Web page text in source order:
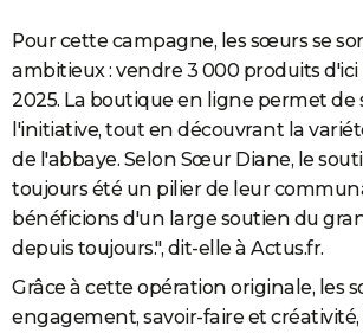
Pour cette campagne, les sœurs se
ambitieux : vendre 3 000 produits d'ici
2025. La boutique en ligne permet de
l'initiative, tout en découvrant la
de l'abbaye. Selon Sœur Diane, le
toujours été un pilier de leur
bénéficions d'un large soutien du
depuis toujours.", dit-elle à Actus.fr.
Grâce à cette opération originale, les
engagement, savoir-faire et